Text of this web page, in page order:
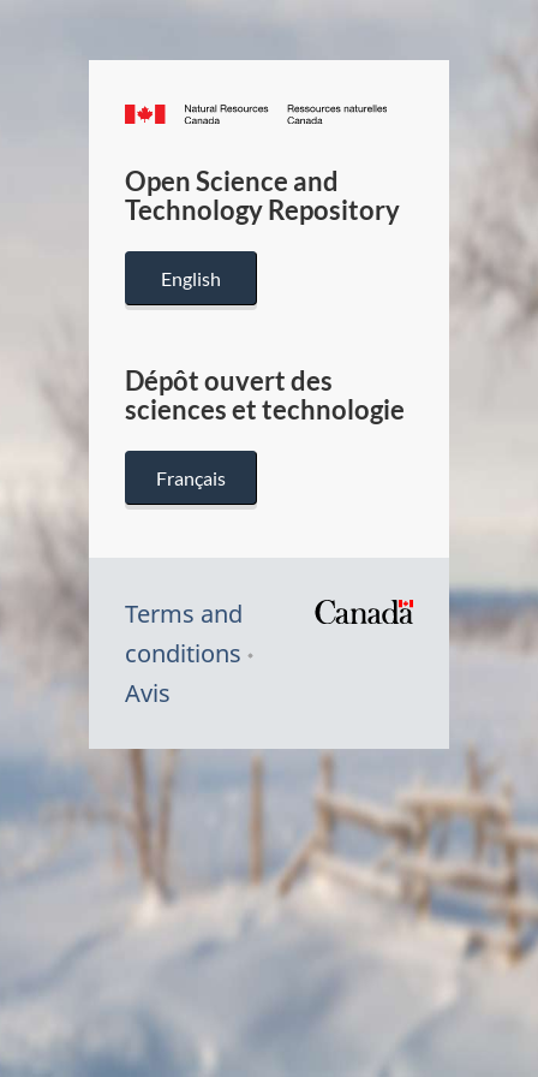
Canada.ca
/
Canada
Open Science and
Technology Repository
English
Dépôt ouvert des
sciences et technologie
Français
Terms and
conditions
Avis
Symbole
Canada